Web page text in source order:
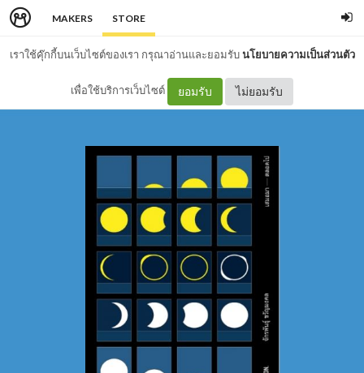
MAKERS STORE
เราใช้คุ๊กกี้บนเว็บไซต์ของเรา กรุณาอ่านและยอมรับนโยบายความเป็นส่วนตัว
เพื่อใช้บริการเว็บไซต์ ยอมรับ ไม่ยอมรับ